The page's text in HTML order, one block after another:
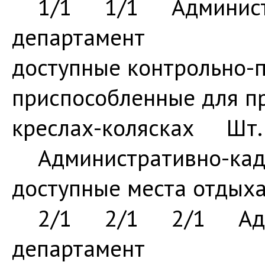
1/1 1/1
департамент
доступные контрольно-
приспособленные для
креслах-
Административно-
доступные места
2/1 2/1 2/1
департамент